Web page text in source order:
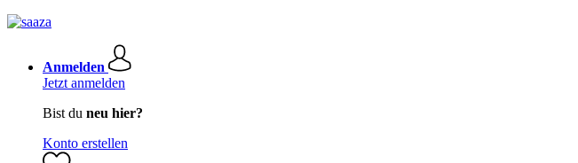
Anmelden
Jetzt anmelden
Bist du neu hier?
Konto erstellen